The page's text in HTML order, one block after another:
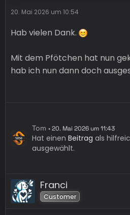
20. Mai 2026 um 10:54
Hab vielen Dank.
Mit dem Pfötchen hat nun
hab ich nun dann doch
Tom 20. Mai 2026 um 11:43
Hat einen Beitrag als
ausgewählt.
Franci
Customer